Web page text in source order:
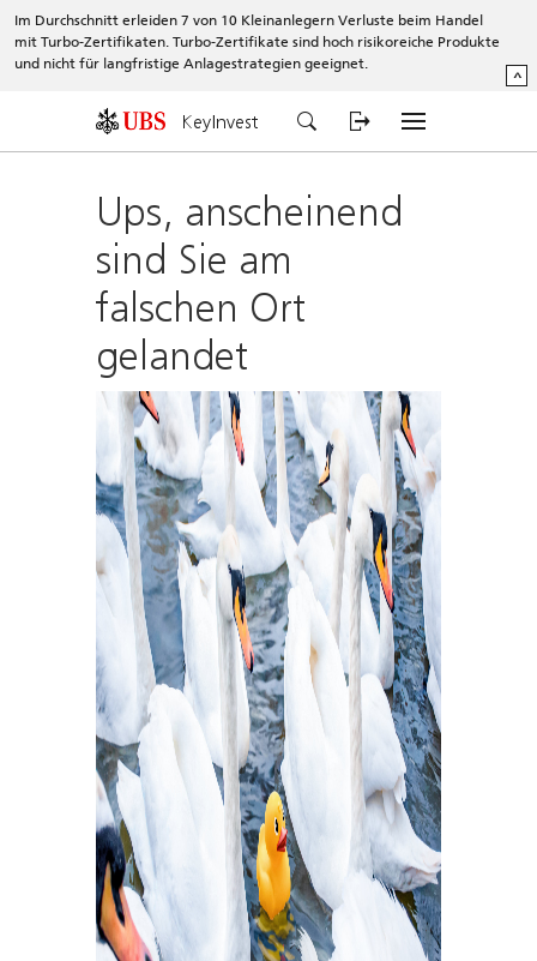
Im Durchschnitt erleiden 7 von 10 Kleinanlegern Verluste beim Handel
mit Turbo-Zertifikaten. Turbo-Zertifikate sind hoch risikoreiche Produkte
und nicht für langfristige Anlagestrategien geeignet.
^
KeyInvest
Ups, anscheinend
sind Sie am
falschen Ort
gelandet